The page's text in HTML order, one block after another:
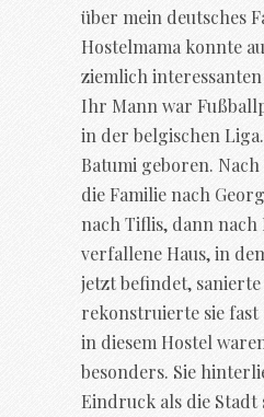
über mein deutsches
Hostelmama konnte
ziemlich
Ihr Mann war
in der belgischen
Batumi geboren.
die Familie nach
nach Tiflis, dann nach
verfallene Haus, in
jetzt befindet, sanierte
rekonstruierte sie fast
in diesem Hostel
besonders. Sie
Eindruck als die Stadt